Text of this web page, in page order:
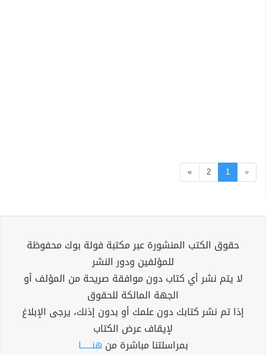
«
1
2
»
حقوق الكتب المنشورة عبر مكتبة فولة بوك محفوظة
للمؤلفين ودور النشر
لا يتم نشر أي كتاب دون موافقة صريحة من المؤلف أو
الجهة المالكة للحقوق
إذا تم نشر كتابك دون علمك أو بدون إذنك، يرجى الإبلاغ
لإيقاف عرض الكتاب
بمراسلتنا مباشرة من هنــــــا